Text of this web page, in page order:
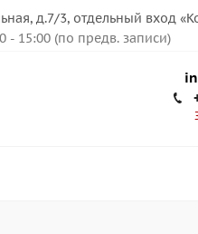
д.7/3, отдельный вход
- 15:00 (по предв. записи)